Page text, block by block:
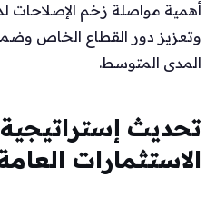
أهمية مواصلة زخم الإصلاحات
وتعزيز دور القطاع الخاص
المدى المتوسط.
تحديث
الاستثمارات